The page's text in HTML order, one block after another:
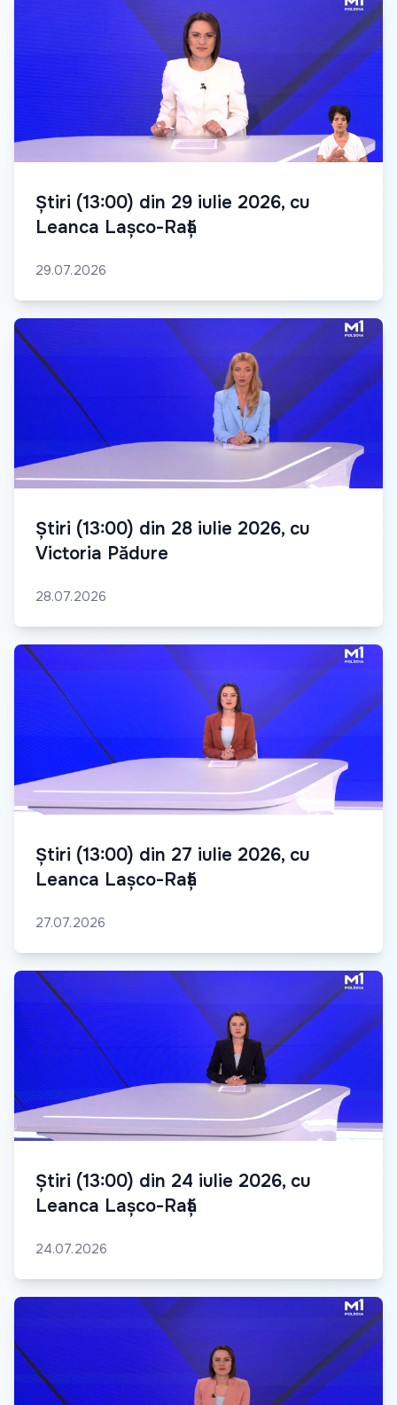
Știri (13:00) din 29 iulie 2026, cu
Leanca Lașco-Rață
29.07.2026
Știri (13:00) din 28 iulie 2026, cu
Victoria Pădure
28.07.2026
Știri (13:00) din 27 iulie 2026, cu
Leanca Lașco-Rață
27.07.2026
Știri (13:00) din 24 iulie 2026, cu
Leanca Lașco-Rață
24.07.2026